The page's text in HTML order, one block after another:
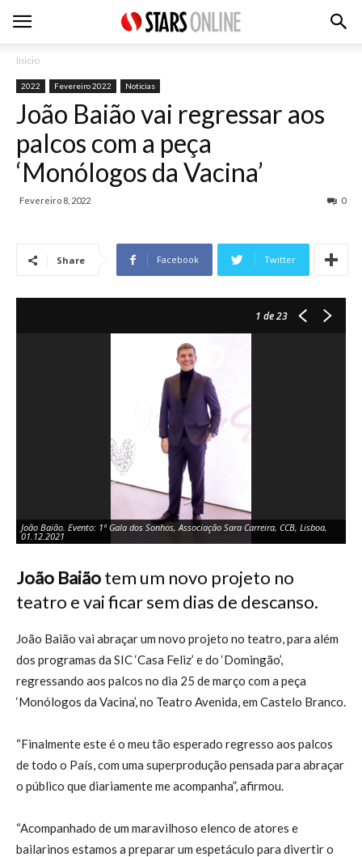
Inicio
2022 Fevereiro 2022 Noticias
João Baião vai regressar aos
palcos com a peça
‘Monólogos da Vacina’
Fevereiro 8, 2022 0
Share Facebook Twitter
1 de 23
João Baião. Evento: 1ª Gala dos Sonhos, Associação Sara Carreira, CCB, Lisboa,
01.12.2021
João Baiãotem um novo projeto no
teatro e vai ficar sem dias de descanso.
João Baião vai abraçar um novo projeto no teatro, para além
dos programas da SIC ‘Casa Feliz’ e do ‘Domingão’,
regressando aos palcos no dia 25 de março com a peça
‘Monólogos da Vacina’, no Teatro Avenida, em Castelo Branco.
“Finalmente este é o meu tão esperado regresso aos palcos
de todo o País, com uma superprodução pensada para abraçar
o público que diariamente me acompanha”, afirmou.
“Acompanhado de um maravilhoso elenco de atores e
bailarinos estamos a preparar um espetáculo para divertir o